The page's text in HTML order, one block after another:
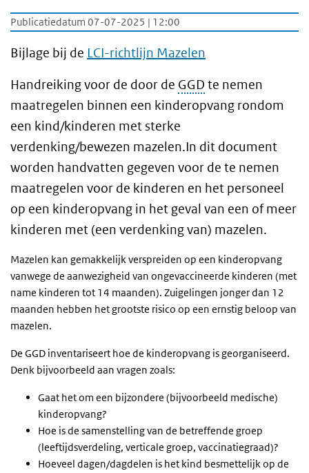
Publicatiedatum 07-07-2025 | 12:00
Bijlage bij de LCI-richtlijn Mazelen
Handreiking voor de door de GGD te nemen
maatregelen binnen een kinderopvang rondom
een kind/kinderen met sterke
verdenking/bewezen mazelen.In dit document
worden handvatten gegeven voor de te nemen
maatregelen voor de kinderen en het personeel
op een kinderopvang in het geval van een of meer
kinderen met (een verdenking van) mazelen.
Mazelen kan gemakkelijk verspreiden op een kinderopvang
vanwege de aanwezigheid van ongevaccineerde kinderen (met
name kinderen tot 14 maanden). Zuigelingen jonger dan 12
maanden hebben het grootste risico op een ernstig beloop van
mazelen.
De GGD inventariseert hoe de kinderopvang is georganiseerd.
Denk bijvoorbeeld aan vragen zoals:
Gaat het om een bijzondere (bijvoorbeeld medische)
kinderopvang?
Hoe is de samenstelling van de betreffende groep
(leeftijdsverdeling, verticale groep, vaccinatiegraad)?
Hoeveel dagen/dagdelen is het kind besmettelijk op de